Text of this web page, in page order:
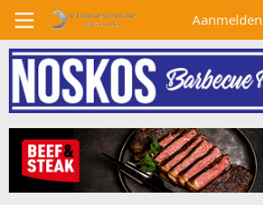
Aanmelden